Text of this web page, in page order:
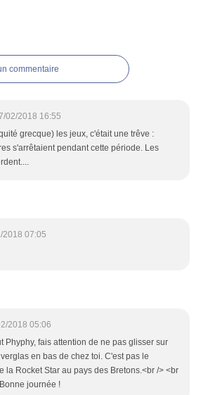
commentaire
02/2018 16:55
grecque) les jeux, c'était une trêve :
s'arrêtaient pendant cette période. Les
2018 07:05
2018 05:06
Phyphy, fais attention de ne pas glisser sur
en bas de chez toi. C'est pas le
la Rocket Star au pays des Bretons.<br /> <br
journée !